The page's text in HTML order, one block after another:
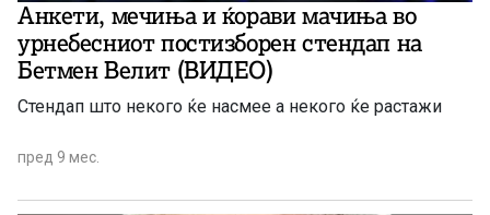
Анкети, мечиња и ќорави мачиња во
урнебесниот постизборен стендап на
Бетмен Велит (ВИДЕО)
Стендап што некого ќе насмее а некого ќе растажи
пред 9 мес.